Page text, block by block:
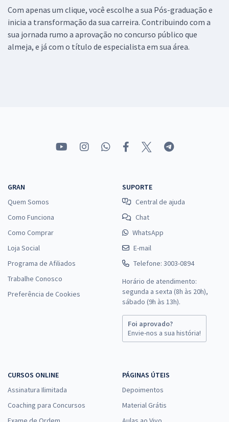
Com apenas um clique, você escolhe a sua Pós-graduação e
inicia a transformação da sua carreira. Contribuindo com a
sua jornada rumo a aprovação no concurso público que
almeja, e já com o título de especialista em sua área.
GRAN
Quem Somos
Como Funciona
Como Comprar
Loja Social
Programa de Afiliados
Trabalhe Conosco
Preferência de Cookies
SUPORTE
Central de ajuda
Chat
WhatsApp
E-mail
Telefone: 3003-0894
Horário de atendimento:
segunda a sexta (8h às 20h),
sábado (9h às 13h).
Foi aprovado?
Envie-nos a sua história!
CURSOS ONLINE
Assinatura Ilimitada
Coaching para Concursos
PÁGINAS ÚTEIS
Depoimentos
Material Grátis